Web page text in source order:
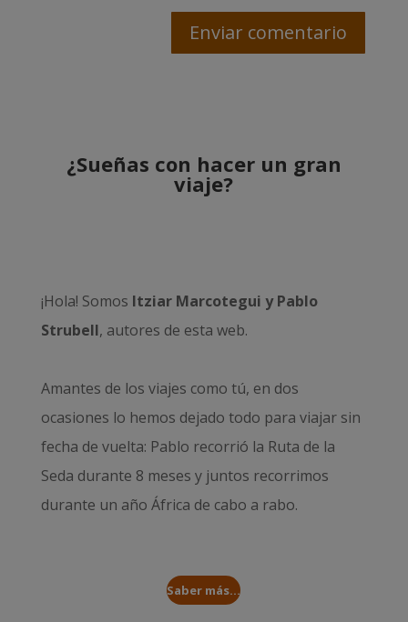
¿Sueñas con hacer un gran
viaje?
¡Hola! Somos Itziar Marcotegui y Pablo
Strubell, autores de esta web.
Amantes de los viajes como tú, en dos
ocasiones lo hemos dejado todo para viajar sin
fecha de vuelta: Pablo recorrió la Ruta de la
Seda durante 8 meses y juntos recorrimos
durante un año África de cabo a rabo.
Saber más...